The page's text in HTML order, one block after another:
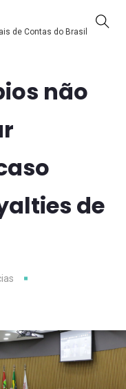
de Contas do Brasil
não
de